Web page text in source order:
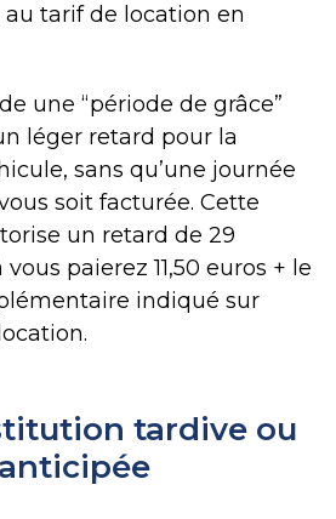
tarif de location en
une “période de grâce”
léger retard pour la
sans qu’une journée
soit facturée. Cette
un retard de 29
paierez 11,50 euros + le
indiqué sur
tardive ou